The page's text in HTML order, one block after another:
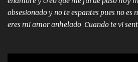
alteró de repente Mi carnal Abel aun
ha rajado pal Chinchillas un saludo y
Peñasco Me fajó una Glock al cinto y de
obsesionado y no te espantes pues no es
eres mi amor anhelado Cuando te vi